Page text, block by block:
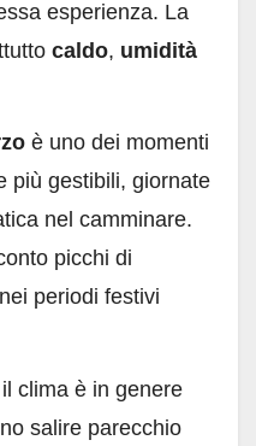
esperienza. La
caldo, umidità
è uno dei momenti
più gestibili, giornate
nel camminare.
picchi di
periodi festivi
il clima è in genere
salire parecchio